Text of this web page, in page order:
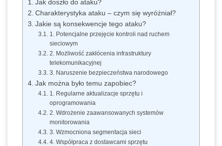
Jak doszło do ataku?
Charakterystyka ataku – czym się wyróżniał?
Jakie są konsekwencje tego ataku?
1. Potencjalne przejęcie kontroli nad ruchem
sieciowym
2. Możliwość zakłócenia infrastruktury
telekomunikacyjnej
3. Naruszenie bezpieczeństwa narodowego
Jak można było temu zapobiec?
1. Regularne aktualizacje sprzętu i
oprogramowania
2. Wdrożenie zaawansowanych systemów
monitorowania
3. Wzmocniona segmentacja sieci
4. Współpraca z dostawcami sprzętu